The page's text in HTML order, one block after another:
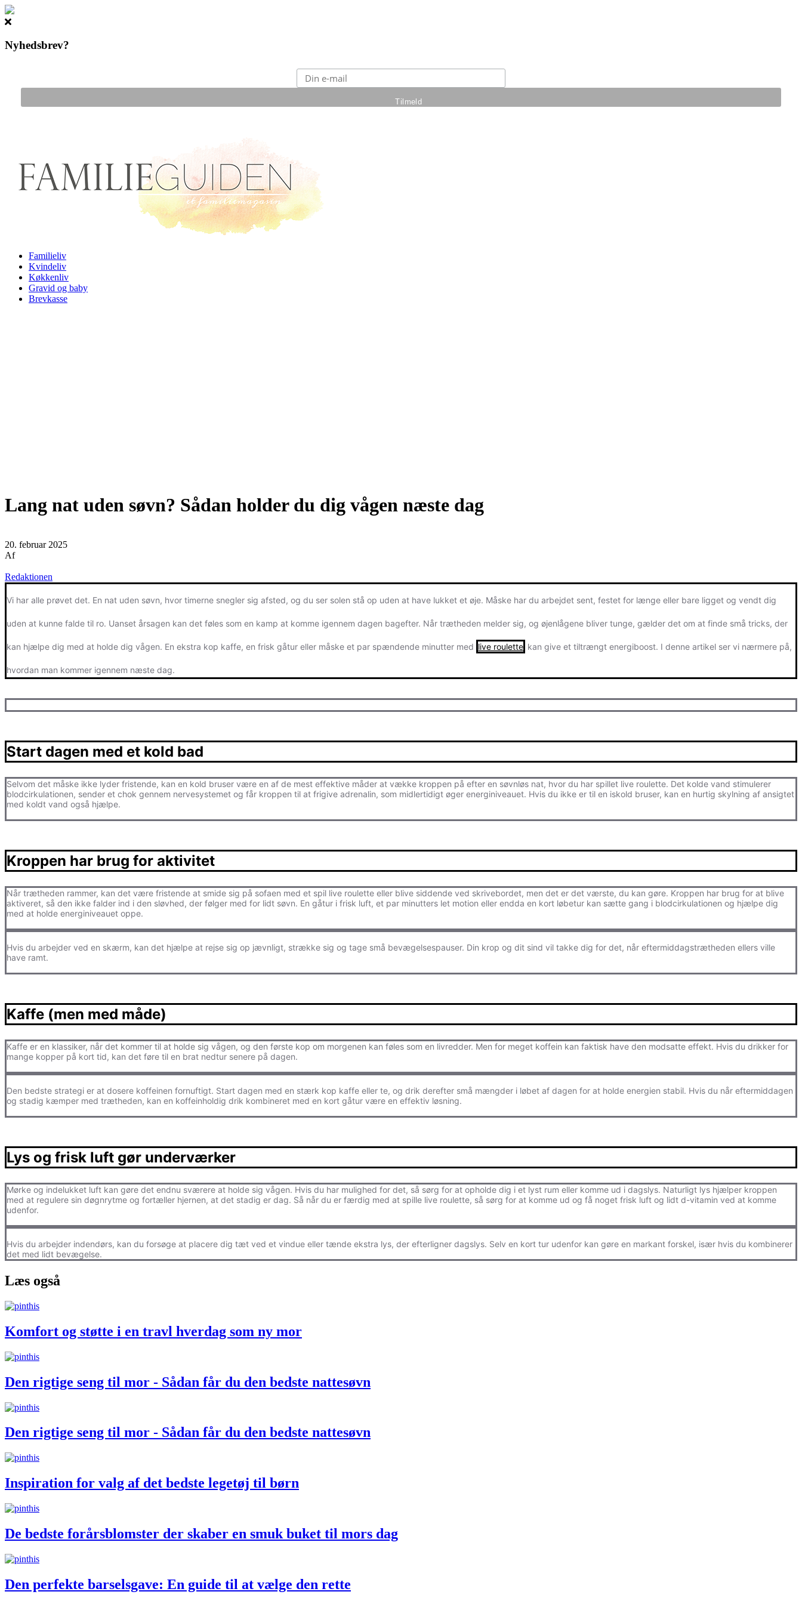
Nyhedsbrev?
Familieliv
Kvindeliv
Køkkenliv
Gravid og baby
Brevkasse
Lang nat uden søvn? Sådan holder du dig vågen næste dag
20. februar 2025
Af
Redaktionen
Vi har alle prøvet det. En nat uden søvn, hvor timerne snegler sig afsted, og du ser solen stå op uden at have lukket et øje. Måske har du arbejdet sent, festet for længe eller bare ligget og vendt dig
uden at kunne falde til ro. Uanset årsagen kan det føles som en kamp at komme igennem dagen bagefter. Når trætheden melder sig, og øjenlågene bliver tunge, gælder det om at finde små tricks, der
kan hjælpe dig med at holde dig vågen. En ekstra kop kaffe, en frisk gåtur eller måske et par spændende minutter med live roulette kan give et tiltrængt energiboost. I denne artikel ser vi nærmere på,
hvordan man kommer igennem næste dag.
Start dagen med et kold bad
Selvom det måske ikke lyder fristende, kan en kold bruser være en af de mest effektive måder at vække kroppen på efter en søvnløs nat, hvor du har spillet live roulette. Det kolde vand stimulerer
blodcirkulationen, sender et chok gennem nervesystemet og får kroppen til at frigive adrenalin, som midlertidigt øger energiniveauet. Hvis du ikke er til en iskold bruser, kan en hurtig skylning af ansigtet
med koldt vand også hjælpe.
Kroppen har brug for aktivitet
Når trætheden rammer, kan det være fristende at smide sig på sofaen med et spil live roulette eller blive siddende ved skrivebordet, men det er det værste, du kan gøre. Kroppen har brug for at blive
aktiveret, så den ikke falder ind i den sløvhed, der følger med for lidt søvn. En gåtur i frisk luft, et par minutters let motion eller endda en kort løbetur kan sætte gang i blodcirkulationen og hjælpe dig
med at holde energiniveauet oppe.
Hvis du arbejder ved en skærm, kan det hjælpe at rejse sig op jævnligt, strække sig og tage små bevægelsespauser. Din krop og dit sind vil takke dig for det, når eftermiddagstrætheden ellers ville
have ramt.
Kaffe (men med måde)
Kaffe er en klassiker, når det kommer til at holde sig vågen, og den første kop om morgenen kan føles som en livredder. Men for meget koffein kan faktisk have den modsatte effekt. Hvis du drikker for
mange kopper på kort tid, kan det føre til en brat nedtur senere på dagen.
Den bedste strategi er at dosere koffeinen fornuftigt. Start dagen med en stærk kop kaffe eller te, og drik derefter små mængder i løbet af dagen for at holde energien stabil. Hvis du når eftermiddagen
og stadig kæmper med trætheden, kan en koffeinholdig drik kombineret med en kort gåtur være en effektiv løsning.
Lys og frisk luft gør underværker
Mørke og indelukket luft kan gøre det endnu sværere at holde sig vågen. Hvis du har mulighed for det, så sørg for at opholde dig i et lyst rum eller komme ud i dagslys. Naturligt lys hjælper kroppen
med at regulere sin døgnrytme og fortæller hjernen, at det stadig er dag. Så når du er færdig med at spille live roulette, så sørg for at komme ud og få noget frisk luft og lidt d-vitamin ved at komme
udenfor.
Hvis du arbejder indendørs, kan du forsøge at placere dig tæt ved et vindue eller tænde ekstra lys, der efterligner dagslys. Selv en kort tur udenfor kan gøre en markant forskel, især hvis du kombinerer
det med lidt bevægelse.
Læs også
Komfort og støtte i en travl hverdag som ny mor
Den rigtige seng til mor - Sådan får du den bedste nattesøvn
Den rigtige seng til mor - Sådan får du den bedste nattesøvn
Inspiration for valg af det bedste legetøj til børn
De bedste forårsblomster der skaber en smuk buket til mors dag
Den perfekte barselsgave: En guide til at vælge den rette